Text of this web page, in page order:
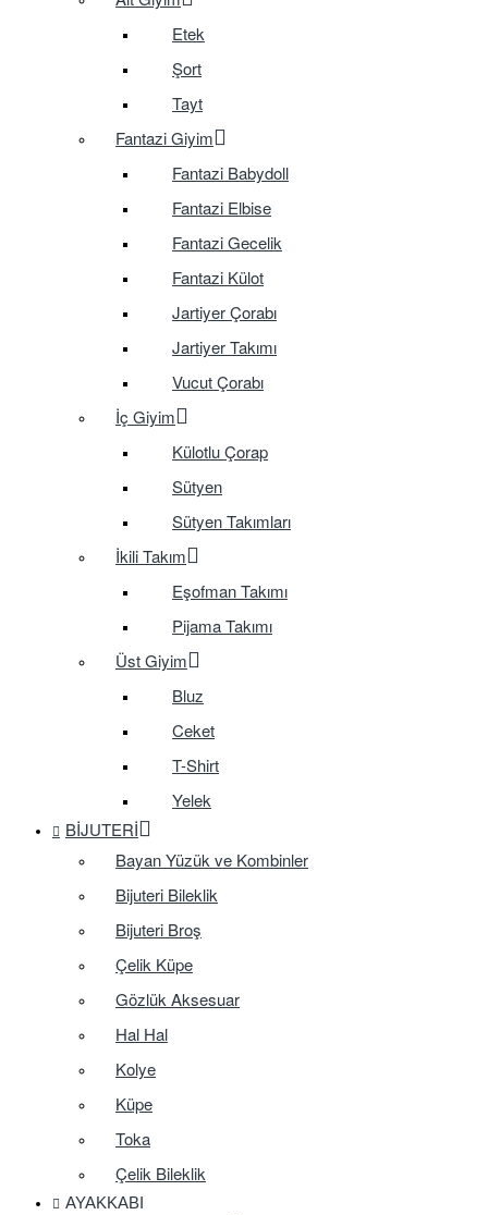
Etek
Şort
Tayt
Fantazi Giyim
Fantazi Babydoll
Fantazi Elbise
Fantazi Gecelik
Fantazi Külot
Jartiyer Çorabı
Jartiyer Takımı
Vucut Çorabı
İç Giyim
Külotlu Çorap
Sütyen
Sütyen Takımları
İkili Takım
Eşofman Takımı
Pijama Takımı
Üst Giyim
Bluz
Ceket
T-Shirt
Yelek
BIJUTERI
Bayan Yüzük ve Kombinler
Bijuteri Bileklik
Bijuteri Broş
Çelik Küpe
Gözlük Aksesuar
Hal Hal
Kolye
Küpe
Toka
Çelik Bileklik
AYAKKABI